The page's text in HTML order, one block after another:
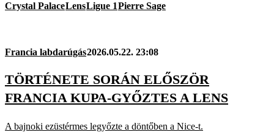
Crystal PalaceLensLigue 1Pierre Sage
Francia labdarúgás2026.05.22. 23:08
TÖRTÉNETE SORÁN ELŐSZÖR
FRANCIA KUPA-GYŐZTES A LENS
A bajnoki ezüstérmes legyőzte a döntőben a Nice-t.